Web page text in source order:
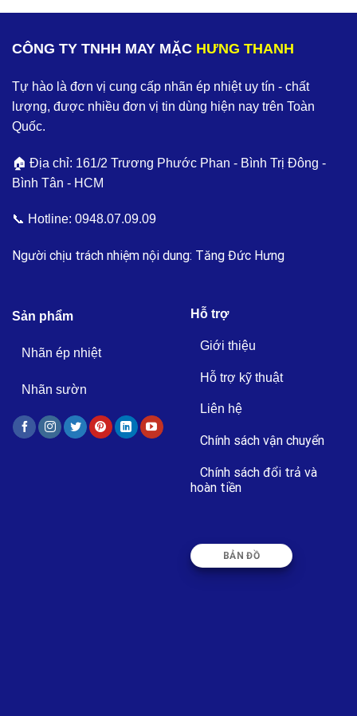
CÔNG TY TNHH MAY MẶC HƯNG THANH
Tự hào là đơn vị cung cấp nhãn ép nhiệt uy tín - chất
lượng, được nhiều đơn vị tin dùng hiện nay trên Toàn
Quốc.
🏠 Địa chỉ: 161/2 Trương Phước Phan - Bình Trị Đông -
Bình Tân - HCM
📞 Hotline: 0948.07.09.09
Người chịu trách nhiệm nội dung: Tăng Đức Hưng
Sản phẩm
Nhãn ép nhiệt
Nhãn sườn
Hỗ trợ
Giới thiệu
Hỗ trợ kỹ thuật
Liên hệ
Chính sách vận chuyển
Chính sách đổi trả và
hoàn tiền
BẢN ĐỒ